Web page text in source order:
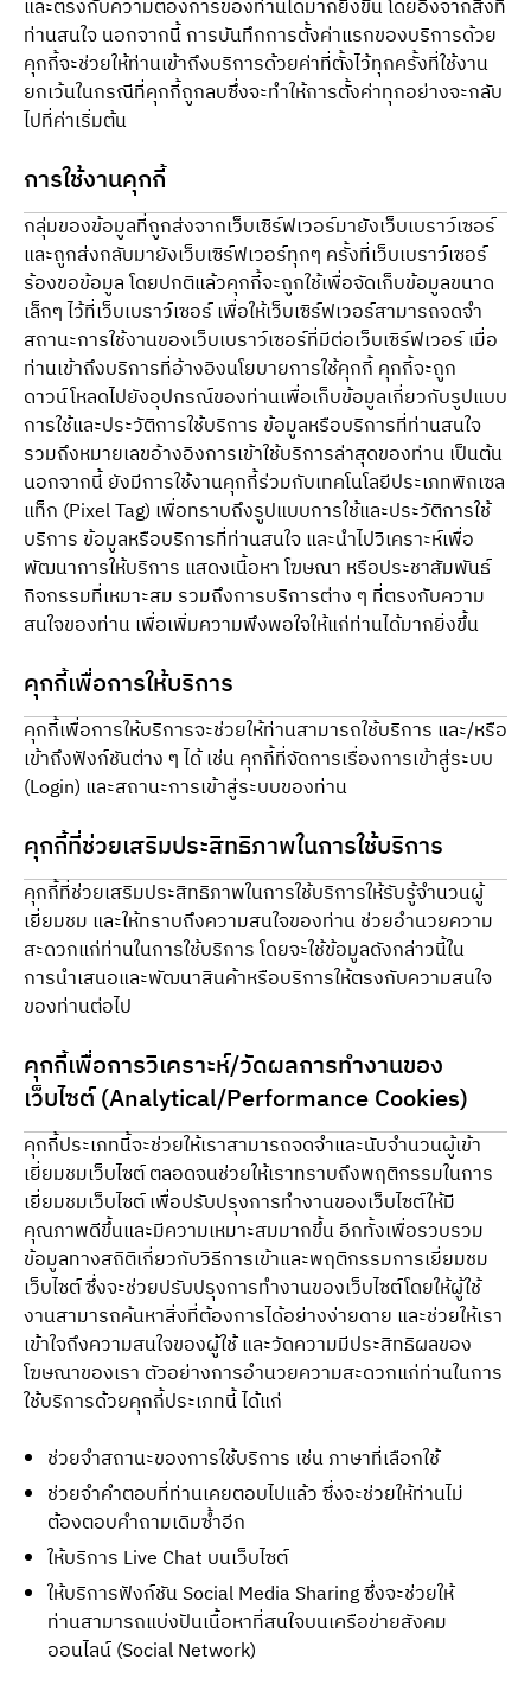
และตรงกับความต้องการของท่านได้มากยิ่งขึ้น โดยอิงจากสิ่งที่
ท่านสนใจ นอกจากนี้ การบันทึกการตั้งค่าแรกของบริการด้วย
คุกกี้จะช่วยให้ท่านเข้าถึงบริการด้วยค่าที่ตั้งไว้ทุกครั้งที่ใช้งาน
ยกเว้นในกรณีที่คุกกี้ถูกลบซึ่งจะทำให้การตั้งค่าทุกอย่างจะกลับ
ไปที่ค่าเริ่มต้น
การใช้งานคุกกี้
กลุ่มของข้อมูลที่ถูกส่งจากเว็บเซิร์ฟเวอร์มายังเว็บเบราว์เซอร์
และถูกส่งกลับมายังเว็บเซิร์ฟเวอร์ทุกๆ ครั้งที่เว็บเบราว์เซอร์
ร้องขอข้อมูล โดยปกติแล้วคุกกี้จะถูกใช้เพื่อจัดเก็บข้อมูลขนาด
เล็กๆ ไว้ที่เว็บเบราว์เซอร์ เพื่อให้เว็บเซิร์ฟเวอร์สามารถจดจำ
สถานะการใช้งานของเว็บเบราว์เซอร์ที่มีต่อเว็บเซิร์ฟเวอร์ เมื่อ
ท่านเข้าถึงบริการที่อ้างอิงนโยบายการใช้คุกกี้ คุกกี้จะถูก
ดาวน์โหลดไปยังอุปกรณ์ของท่านเพื่อเก็บข้อมูลเกี่ยวกับรูปแบบ
การใช้และประวัติการใช้บริการ ข้อมูลหรือบริการที่ท่านสนใจ
รวมถึงหมายเลขอ้างอิงการเข้าใช้บริการล่าสุดของท่าน เป็นต้น
นอกจากนี้ ยังมีการใช้งานคุกกี้ร่วมกับเทคโนโลยีประเภทพิกเซล
แท็ก (Pixel Tag) เพื่อทราบถึงรูปแบบการใช้และประวัติการใช้
บริการ ข้อมูลหรือบริการที่ท่านสนใจ และนำไปวิเคราะห์เพื่อ
พัฒนาการให้บริการ แสดงเนื้อหา โฆษณา หรือประชาสัมพันธ์
กิจกรรมที่เหมาะสม รวมถึงการบริการต่าง ๆ ที่ตรงกับความ
สนใจของท่าน เพื่อเพิ่มความพึงพอใจให้แก่ท่านได้มากยิ่งขึ้น
คุกกี้เพื่อการให้บริการ
คุกกี้เพื่อการให้บริการจะช่วยให้ท่านสามารถใช้บริการ และ/หรือ
เข้าถึงฟังก์ชันต่าง ๆ ได้ เช่น คุกกี้ที่จัดการเรื่องการเข้าสู่ระบบ
(Login) และสถานะการเข้าสู่ระบบของท่าน
คุกกี้ที่ช่วยเสริมประสิทธิภาพในการใช้บริการ
คุกกี้ที่ช่วยเสริมประสิทธิภาพในการใช้บริการให้รับรู้จำนวนผู้
เยี่ยมชม และให้ทราบถึงความสนใจของท่าน ช่วยอำนวยความ
สะดวกแก่ท่านในการใช้บริการ โดยจะใช้ข้อมูลดังกล่าวนี้ใน
การนำเสนอและพัฒนาสินค้าหรือบริการให้ตรงกับความสนใจ
ของท่านต่อไป
คุกกี้เพื่อการวิเคราะห์/วัดผลการทำงานของ
เว็บไซต์ (Analytical/Performance Cookies)
คุกกี้ประเภทนี้จะช่วยให้เราสามารถจดจำและนับจำนวนผู้เข้า
เยี่ยมชมเว็บไซต์ ตลอดจนช่วยให้เราทราบถึงพฤติกรรมในการ
เยี่ยมชมเว็บไซต์ เพื่อปรับปรุงการทำงานของเว็บไซต์ให้มี
คุณภาพดีขึ้นและมีความเหมาะสมมากขึ้น อีกทั้งเพื่อรวบรวม
ข้อมูลทางสถิติเกี่ยวกับวิธีการเข้าและพฤติกรรมการเยี่ยมชม
เว็บไซต์ ซึ่งจะช่วยปรับปรุงการทำงานของเว็บไซต์โดยให้ผู้ใช้
งานสามารถค้นหาสิ่งที่ต้องการได้อย่างง่ายดาย และช่วยให้เรา
เข้าใจถึงความสนใจของผู้ใช้ และวัดความมีประสิทธิผลของ
โฆษณาของเรา ตัวอย่างการอำนวยความสะดวกแก่ท่านในการ
ใช้บริการด้วยคุกกี้ประเภทนี้ ได้แก่
ช่วยจำสถานะของการใช้บริการ เช่น ภาษาที่เลือกใช้
ช่วยจำคำตอบที่ท่านเคยตอบไปแล้ว ซึ่งจะช่วยให้ท่านไม่
ต้องตอบคำถามเดิมซ้ำอีก
ให้บริการ Live Chat บนเว็บไซต์
ให้บริการฟังก์ชัน Social Media Sharing ซึ่งจะช่วยให้
ท่านสามารถแบ่งปันเนื้อหาที่สนใจบนเครือข่ายสังคม
ออนไลน์ (Social Network)